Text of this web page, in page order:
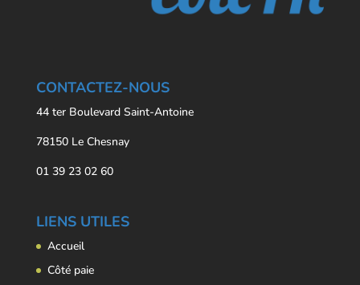
CONTACTEZ-NOUS
44 ter Boulevard Saint-Antoine
78150 Le Chesnay
01 39 23 02 60
LIENS UTILES
Accueil
Côté paie